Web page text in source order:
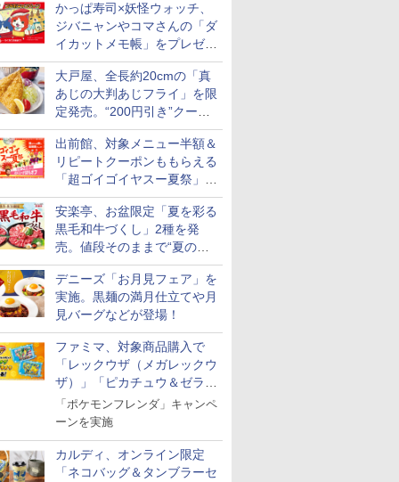
かっぱ寿司×妖怪ウォッチ、
ジバニャンやコマさんの「ダ
イカットメモ帳」をプレゼン
ト
大戸屋、全長約20cmの「真
あじの大判あじフライ」を限
定発売。“200円引き”クーポ
ンも配信
出前館、対象メニュー半額＆
リピートクーポンももらえる
「超ゴイゴイヤスー夏祭」を
実施
安楽亭、お盆限定「夏を彩る
黒毛和牛づくし」2種を発
売。値段そのままで“夏の巻
き野菜”付き
デニーズ「お月見フェア」を
実施。黒麺の満月仕立てや月
見バーグなどが登場！
ファミマ、対象商品購入で
「レックウザ（メガレックウ
ザ）」「ピカチュウ＆ゼラオ
ラ」のフレンダピックがもら
える！
「ポケモンフレンダ」キャンペ
ーンを実施
カルディ、オンライン限定
「ネコバッグ＆タンブラーセ